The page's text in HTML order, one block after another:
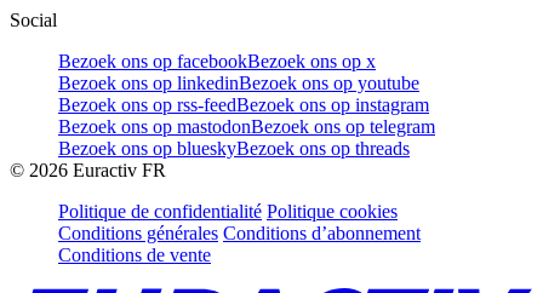
Social
Bezoek ons op facebookBezoek ons op x
Bezoek ons op linkedinBezoek ons op youtube
Bezoek ons op rss-feedBezoek ons op instagram
Bezoek ons op mastodonBezoek ons op telegram
Bezoek ons op blueskyBezoek ons op threads
© 2026 Euractiv FR
Politique de confidentialité Politique cookies
Conditions générales Conditions d’abonnement
Conditions de vente